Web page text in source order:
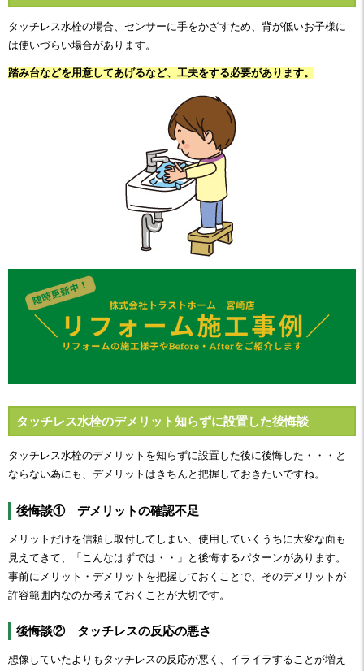
タッチレス水栓の場合、センサーに手をかざすため、背が低いお子様に
は使いづらい場合があります。
踏み台などを用意してあげるなど、工夫をする必要があります。
タッチレス水栓のデメリット知らずに設置した後悔談
タッチレス水栓のデメリットを知らずに設置した後に後悔した・・・と
ならない為にも、デメリットはきちんと把握しておきたいですね。
後悔談① デメリットの確認不足
メリットだけを信頼し取付してしまい、使用していくうちに大変な面も
見えてきて、「こんなはずでは・・」と後悔するパターンがあります。
事前にメリット・デメリットを把握しておくことで、そのデメリットが
許容範囲内なのか考えておくことが大切です。
後悔談② タッチレスの反応の悪さ
想像していたよりもタッチレスの反応が悪く、イライラすることが増え